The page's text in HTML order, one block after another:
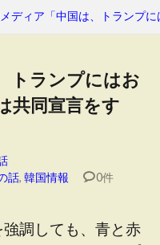
ディア「中国は、トランプ
トランプにはお
共同宣言をす
話, 韓国情報 0件
調しても、青と赤